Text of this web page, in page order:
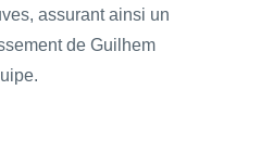
assurant ainsi un
de Guilhem